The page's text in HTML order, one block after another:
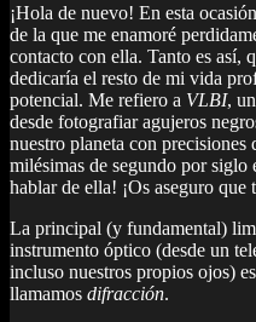
¡Hola de nuevo! En esta
de la que me enamoré
contacto con ella. Tanto es así,
dedicaría el resto de mi vida
potencial. Me refiero a VLBI,
desde fotografiar agujeros
nuestro planeta con precisiones
milésimas de segundo por siglo
hablar de ella! ¡Os aseguro que
La principal (y fundamental)
instrumento óptico (desde un
incluso nuestros propios ojos)
llamamos difracción.